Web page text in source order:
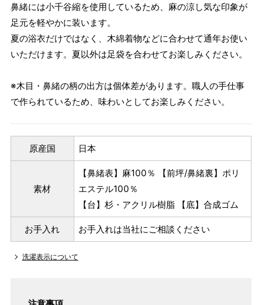
鼻緒には小千谷縮を使用しているため、麻の涼し気な印象が
足元を軽やかに装います。
夏の浴衣だけではなく、木綿着物などに合わせて通年お使い
いただけます。夏以外は足袋を合わせてお楽しみください。
※木目・鼻緒の柄の出方は個体差があります。職人の手仕事
で作られているため、味わいとしてお楽しみください。
原産国 日本
素材
【鼻緒表】麻100％ 【前坪/鼻緒裏】ポリ
エステル100％
【台】杉・アクリル樹脂 【底】合成ゴム
お手入れ お手入れは当社にご相談ください
洗濯表示について